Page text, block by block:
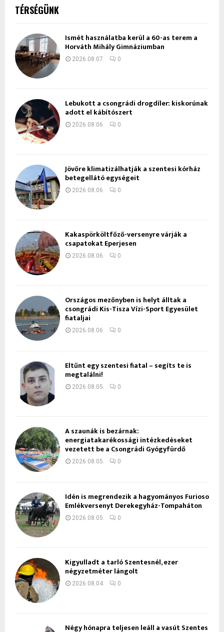
TÉRSÉGÜNK
Ismét használatba kerül a 60-as terem a
Horváth Mihály Gimnáziumban
2026.08.07. 0
Lebukott a csongrádi drogdíler: kiskorúnak
adott el kábítószert
2026.08.06. 0
Jövőre klimatizálhatják a szentesi kórház
betegellátó egységeit
2026.08.06. 0
Kakaspörköltfőző-versenyre várják a
csapatokat Eperjesen
2026.08.06. 0
Országos mezőnyben is helyt álltak a
csongrádi Kis-Tisza Vízi-Sport Egyesület
fiataljai
2026.08.06. 0
Eltűnt egy szentesi fiatal – segíts te is
megtalálni!
2026.08.05. 0
A szaunák is bezárnak:
energiatakarékossági intézkedéseket
vezetett be a Csongrádi Gyógyfürdő
2026.08.05. 0
Idén is megrendezik a hagyományos Furioso
Emlékversenyt Derekegyház-Tompaháton
2026.08.05. 0
Kigyulladt a tarló Szentesnél, ezer
négyzetméter lángolt
2026.08.04. 0
Négy hónapra teljesen leáll a vasút Szentes